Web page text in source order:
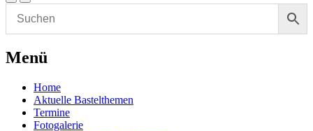
Menü
Home
Aktuelle Bastelthemen
Termine
Fotogalerie